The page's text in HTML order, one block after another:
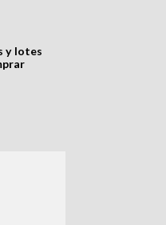
y lotes